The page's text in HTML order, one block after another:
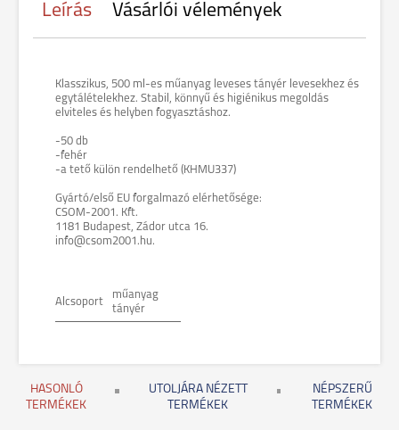
Leírás Vásárlói vélemények
Klasszikus, 500 ml-es műanyag leveses tányér levesekhez és
egytálételekhez. Stabil, könnyű és higiénikus megoldás
elviteles és helyben fogyasztáshoz.
-50 db
-fehér
-a tető külön rendelhető (KHMU337)
Gyártó/első EU forgalmazó elérhetősége:
CSOM-2001. Kft.
1181 Budapest, Zádor utca 16.
info@csom2001.hu.
Alcsoport
műanyag
tányér
HASONLÓ
TERMÉKEK
UTOLJÁRA NÉZETT
TERMÉKEK
NÉPSZERŰ
TERMÉKEK